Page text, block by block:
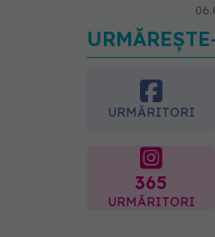
URMĂRITORI
365
URMĂRITORI